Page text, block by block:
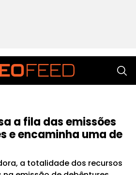
a fila das emissões
e encaminha uma de
a totalidade dos recursos